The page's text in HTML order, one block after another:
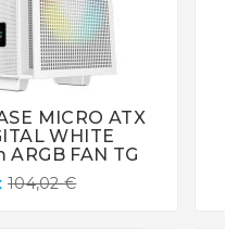
 
MICRO ATX
WHITE
ARGB FAN TG
104,02 €